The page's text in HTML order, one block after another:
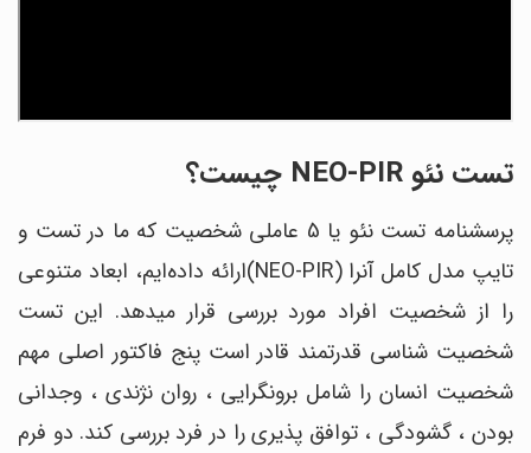
تست نئو NEO-PIR چیست؟
پرسشنامه تست نئو یا 5 عاملی شخصیت که ما در تست و
تایپ مدل کامل آنرا (NEO-PIR)ارائه داده‌ایم، ابعاد متنوعی
را از شخصیت افراد مورد بررسی قرار میدهد. این تست
شخصیت شناسی قدرتمند قادر است پنج فاکتور اصلی مهم
شخصیت انسان را شامل برونگرایی ، روان نژندی ، وجدانی
بودن ، گشودگی ، توافق پذیری را در فرد بررسی کند. دو فرم